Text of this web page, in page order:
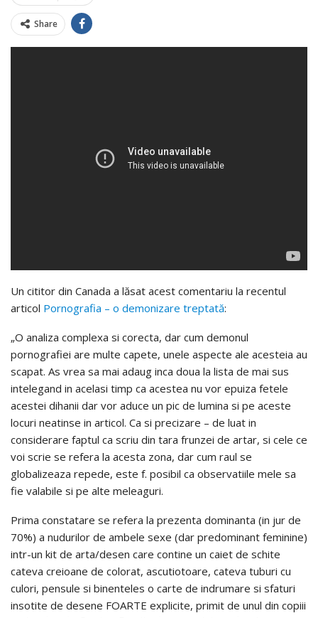
Share
Un cititor din Canada a lăsat acest comentariu la recentul
articol Pornografia – o demonizare treptată:
„O analiza complexa si corecta, dar cum demonul
pornografiei are multe capete, unele aspecte ale acesteia au
scapat. As vrea sa mai adaug inca doua la lista de mai sus
intelegand in acelasi timp ca acestea nu vor epuiza fetele
acestei dihanii dar vor aduce un pic de lumina si pe aceste
locuri neatinse in articol. Ca si precizare – de luat in
considerare faptul ca scriu din tara frunzei de artar, si cele ce
voi scrie se refera la acesta zona, dar cum raul se
globalizeaza repede, este f. posibil ca observatiile mele sa
fie valabile si pe alte meleaguri.
Prima constatare se refera la prezenta dominanta (in jur de
70%) a nudurilor de ambele sexe (dar predominant feminine)
intr-un kit de arta/desen care contine un caiet de schite
cateva creioane de colorat, ascutiotoare, cateva tuburi cu
culori, pensule si binenteles o carte de indrumare si sfaturi
insotite de desene FOARTE explicite, primit de unul din copiii